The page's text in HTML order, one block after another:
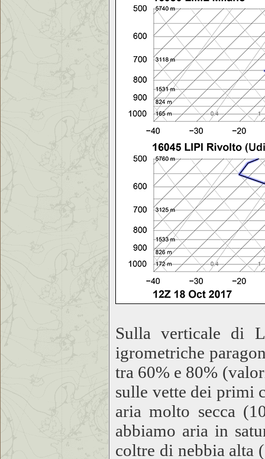
Sulla verticale di
igrometriche
tra 60% e 80%
sulle vette dei primi
aria molto secca
abbiamo aria in
coltre di nebbia alta